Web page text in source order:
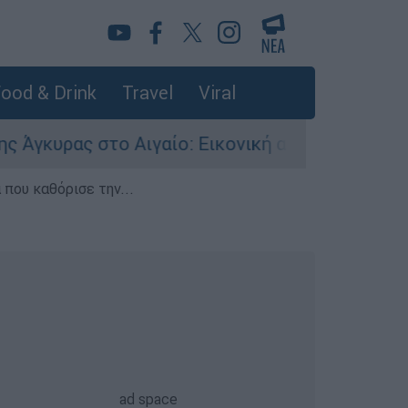
& Drink Travel Viral
Αιγαίο: Εικονική αερομαχία ανάμεσα σε
καθόρισε την...